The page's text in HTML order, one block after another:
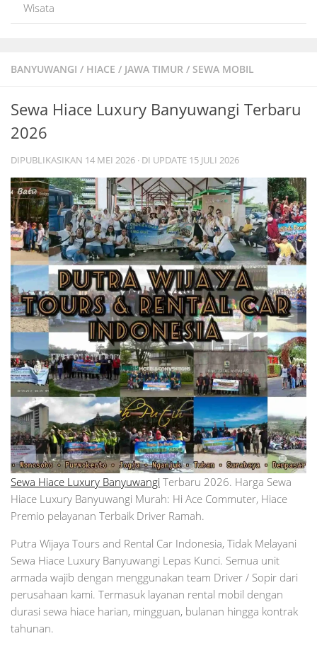
BANYUWANGI / HIACE / JAWA TIMUR / SEWA MOBIL
Sewa Hiace Luxury Banyuwangi Terbaru
2026
DIPUBLIKASIKAN 14 MEI 2026 · DI UPDATE 15 JULI 2026
Sewa Hiace Luxury Banyuwangi Terbaru 2026. Harga Sewa
Hiace Luxury Banyuwangi Murah: Hi Ace Commuter, Hiace
Premio pelayanan Terbaik Driver Ramah.
Putra Wijaya Tours and Rental Car Indonesia, Tidak Melayani
Sewa Hiace Luxury Banyuwangi Lepas Kunci. Semua unit
armada wajib dengan menggunakan team Driver / Sopir dari
perusahaan kami. Termasuk layanan rental mobil dengan
durasi sewa hiace harian, mingguan, bulanan hingga kontrak
tahunan.
Wisata